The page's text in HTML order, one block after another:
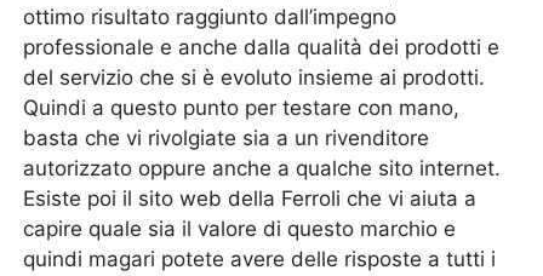
ottimo risultato raggiunto dall’impegno
professionale e anche dalla qualità dei prodotti e
del servizio che si è evoluto insieme ai prodotti.
Quindi a questo punto per testare con mano,
basta che vi rivolgiate sia a un rivenditore
autorizzato oppure anche a qualche sito internet.
Esiste poi il sito web della Ferroli che vi aiuta a
capire quale sia il valore di questo marchio e
quindi magari potete avere delle risposte a tutti i